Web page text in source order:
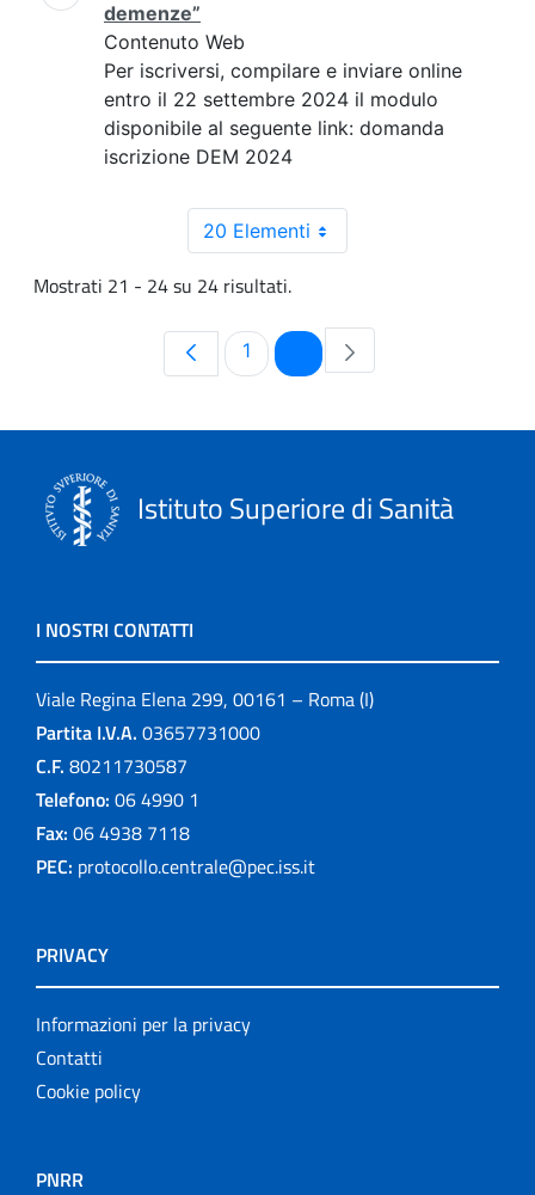
demenze”
Contenuto Web
Per iscriversi, compilare e inviare online
entro il 22 settembre 2024 il modulo
disponibile al seguente link: domanda
iscrizione DEM 2024
20 Elementi
Mostrati 21 - 24 su 24 risultati.
Pagina
1 Pagina
Istituto Superiore di Sanità
I NOSTRI CONTATTI
Viale Regina Elena 299, 00161 – Roma (I)
Partita I.V.A. 03657731000
C.F. 80211730587
Telefono: 06 4990 1
Fax: 06 4938 7118
PEC: protocollo.centrale@pec.iss.it
PRIVACY
Informazioni per la privacy
Contatti
Cookie policy
PNRR